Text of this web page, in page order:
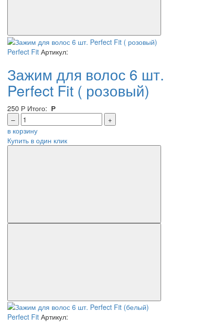
Perfect Fit Артикул:
Зажим для волос 6 шт.
Perfect Fit ( розовый)
250 Р Итого: Р
–
+
в корзину
Купить в один клик
Perfect Fit Артикул: